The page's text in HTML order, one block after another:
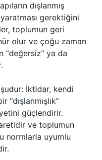
dışlanmış
gerektiğini
toplumun geri
olur ve çoğu zaman
“değersiz” ya da
İktidar, kendi
“dışlanmışlık”
güçlendirir.
ve toplumun
normlarla uyumlu